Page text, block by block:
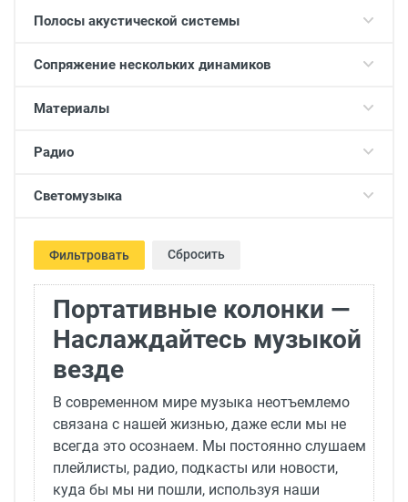
Полосы акустической системы
Сопряжение нескольких динамиков
Материалы
Радио
Светомузыка
Фильтровать Сбросить
Портативные колонки —
Наслаждайтесь музыкой
везде
В современном мире музыка неотъемлемо
связана с нашей жизнью, даже если мы не
всегда это осознаем. Мы постоянно слушаем
плейлисты, радио, подкасты или новости,
куда бы мы ни пошли, используя наши